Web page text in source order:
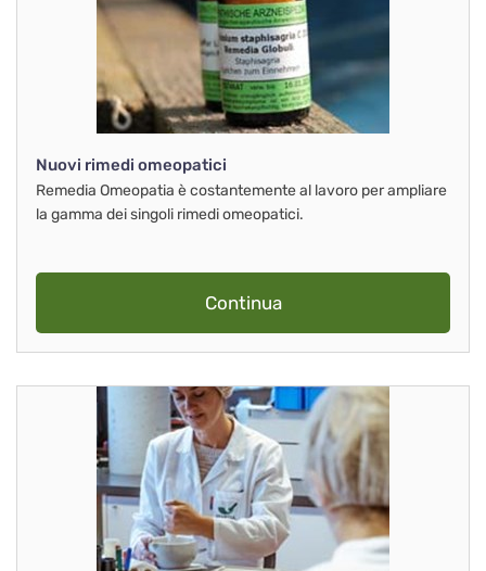
Nuovi rimedi omeopatici
Remedia Omeopatia è costantemente al lavoro per ampliare
la gamma dei singoli rimedi omeopatici.
Continua